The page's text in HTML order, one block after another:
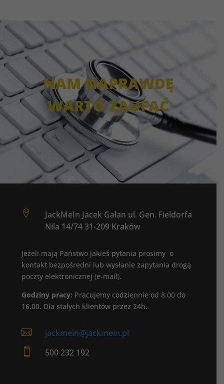
NAM NAPRAWDĘ
WARTO ZAUFAĆ

JackMeIn Jacek Gałan ul. Gen. Fieldorfa
Nila 14/74 31-209 Kraków
Jeżeli mają Państwo jakieś pytania prosimy o
kontakt bezpośredni lub wysłanie zapytania drogą
poczty elektronicznej (e-mail).
Godziny pracy: Pracujemy codziennie od 8.00 do
16.00. Dla stałych klientów przez 24h.
 jackmein@jackmein.pl
 500 232 192